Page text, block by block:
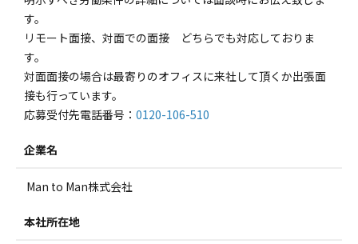
す。
リモート面接、対面での面接 どちらでも対応しておりま
す。
対面面接の場合は最寄りのオフィスに来社して頂くか出張面
接も行っています。
応募受付先電話番号： 0120-106-510
企業名
Man to Man株式会社
本社所在地